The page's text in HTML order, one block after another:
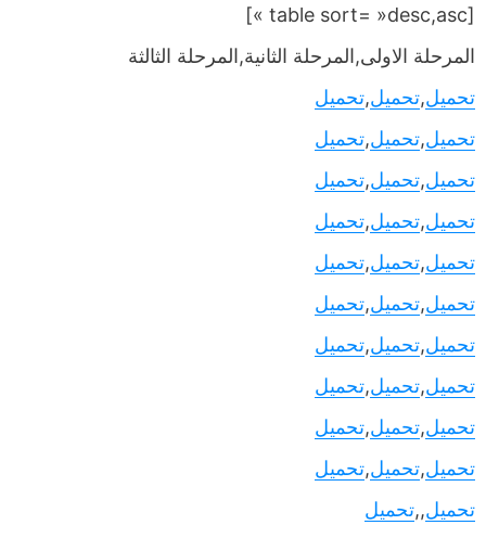
[table sort= »desc,asc »]
المرحلة الاولى,المرحلة الثانية,المرحلة الثالثة
تحميل,تحميل,تحميل
تحميل,تحميل,تحميل
تحميل,تحميل,تحميل
تحميل,تحميل,تحميل
تحميل,تحميل,تحميل
تحميل,تحميل,تحميل
تحميل,تحميل,تحميل
تحميل,تحميل,تحميل
تحميل,تحميل,تحميل
تحميل,تحميل,تحميل
تحميل,,تحميل